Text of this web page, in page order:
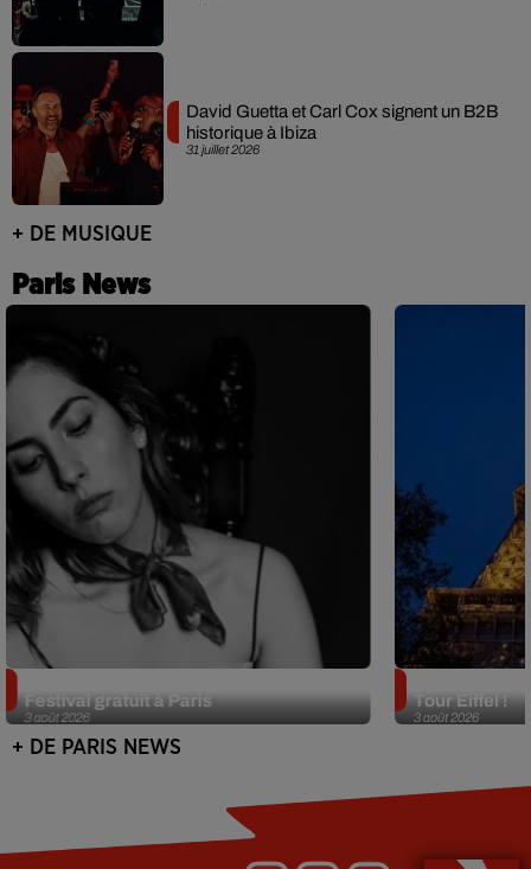
31 juillet 2026
David Guetta et Carl Cox signent un B2B
historique à Ibiza
+ DE MUSIQUE
Paris News
3 août 2026
Festival gratuit à Paris
3 août 2026
Tour Eiffel !
+ DE PARIS NEWS